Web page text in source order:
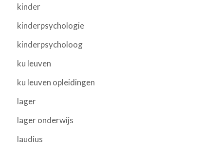
kinder
kinderpsychologie
kinderpsycholoog
ku leuven
ku leuven opleidingen
lager
lager onderwijs
laudius